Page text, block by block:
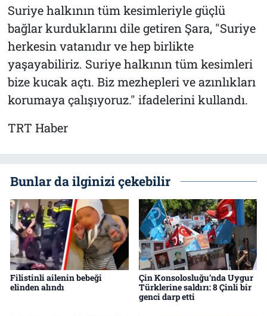
Suriye halkının tüm kesimleriyle güçlü
bağlar kurduklarını dile getiren Şara, "Suriye
herkesin vatanıdır ve hep birlikte
yaşayabiliriz. Suriye halkının tüm kesimleri
bize kucak açtı. Biz mezhepleri ve azınlıkları
korumaya çalışıyoruz." ifadelerini kullandı.
TRT Haber
Bunlar da ilginizi çekebilir
Filistinli ailenin bebeği
elinden alındı
Çin Konsolosluğu’nda Uygur
Türklerine saldırı: 8 Çinli bir
genci darp etti